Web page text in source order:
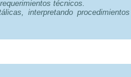
técnicos.
interpretando procedimientos